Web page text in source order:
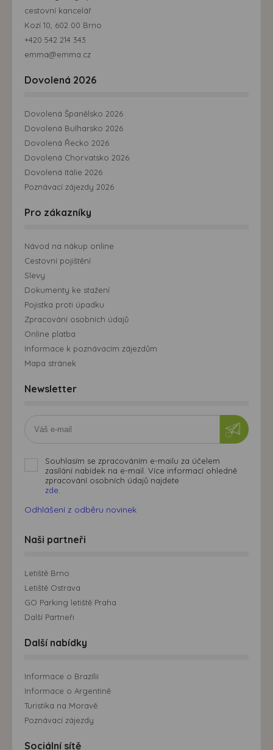
cestovní kancelář
Kozí 10, 602 00 Brno
+420 542 214 343
emma@emma.cz
Dovolená 2026
Dovolená Španělsko 2026
Dovolená Bulharsko 2026
Dovolená Řecko 2026
Dovolená Chorvatsko 2026
Dovolená Itálie 2026
Poznávací zájezdy 2026
Pro zákazníky
Návod na nákup online
Cestovní pojištění
Slevy
Dokumenty ke stažení
Pojistka proti úpadku
Zpracování osobních údajů
Online platba
Informace k poznávacím zájezdům
Mapa stránek
Newsletter
Souhlasím se zpracováním e-mailu za účelem
zasílání nabídek na e-mail. Více informací ohledně
zpracování osobních údajů najdete
zde.
Odhlášení z odběru novinek
Naši partneři
Letiště Brno
Letiště Ostrava
GO Parking letiště Praha
Další Partneři
Další nabídky
Informace o Brazílii
Informace o Argentině
Turistika na Moravě
Poznávací zájezdy
Sociální sítě